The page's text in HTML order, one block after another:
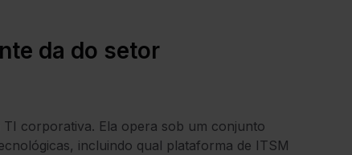
da do setor
corporativa. Ela opera sob um conjunto
incluindo qual plataforma de ITSM